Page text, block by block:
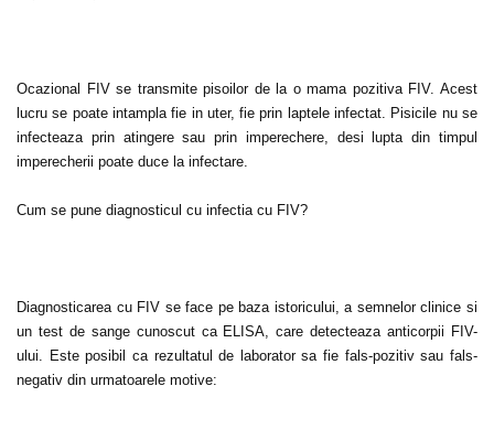
Ocazional FIV se transmite pisoilor de la o mama pozitiva FIV. Acest
lucru se poate intampla fie in uter, fie prin laptele infectat. Pisicile nu se
infecteaza prin atingere sau prin imperechere, desi lupta din timpul
imperecherii poate duce la infectare.
Cum se pune diagnosticul cu infectia cu FIV?
Diagnosticarea cu FIV se face pe baza istoricului, a semnelor clinice si
un test de sange cunoscut ca ELISA, care detecteaza anticorpii FIV-
ului. Este posibil ca rezultatul de laborator sa fie fals-pozitiv sau fals-
negativ din urmatoarele motive: